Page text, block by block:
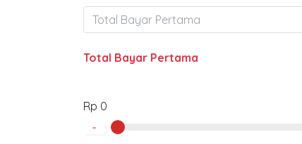
Total Bayar Pertama
Rp 0
-